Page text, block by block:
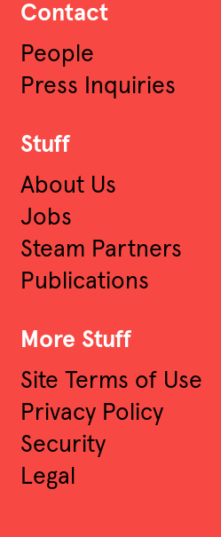
Contact
People
Press Inquiries
Stuff
About Us
Jobs
Steam Partners
Publications
More Stuff
Site Terms of Use
Privacy Policy
Security
Legal